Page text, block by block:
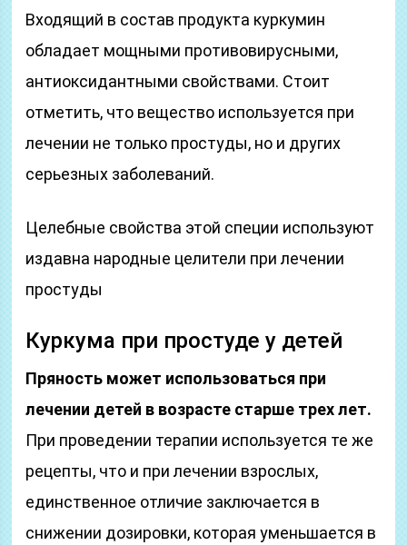
Входящий в состав продукта куркумин
обладает мощными противовирусными,
антиоксидантными свойствами. Стоит
отметить, что вещество используется при
лечении не только простуды, но и других
серьезных заболеваний.
Целебные свойства этой специи используют
издавна народные целители при лечении
простуды
Куркума при простуде у детей
Пряность может использоваться при
лечении детей в возрасте старше трех лет.
При проведении терапии используется те же
рецепты, что и при лечении взрослых,
единственное отличие заключается в
снижении дозировки, которая уменьшается в